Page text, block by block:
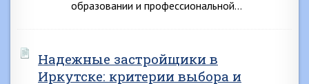
образовании и профессиональной…
Надежные застройщики в
Иркутске: критерии выбора и